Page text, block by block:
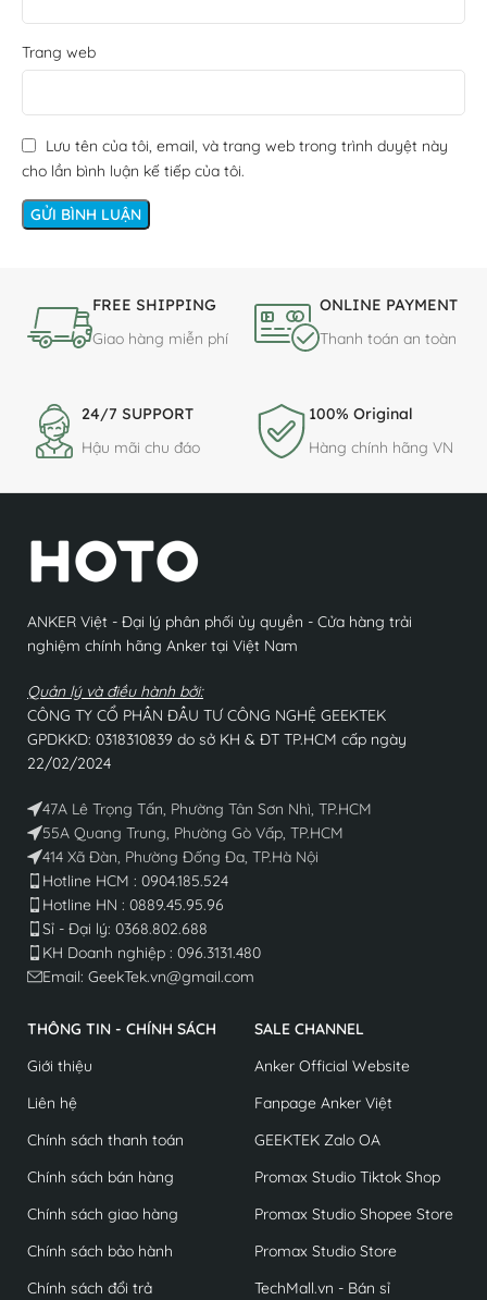
Trang web
Lưu tên của tôi, email, và trang web trong trình duyệt này
cho lần bình luận kế tiếp của tôi.
FREE SHIPPING
Giao hàng miễn phí
ONLINE PAYMENT
Thanh toán an toàn
24/7 SUPPORT
Hậu mãi chu đáo
100% Original
Hàng chính hãng VN
ANKER Việt - Đại lý phân phối ủy quyền - Cửa hàng trải
nghiệm chính hãng Anker tại Việt Nam
Quản lý và điều hành bởi:
CÔNG TY CỔ PHẦN ĐẦU TƯ CÔNG NGHỆ GEEKTEK
GPDKKD: 0318310839 do sở KH & ĐT TP.HCM cấp ngày
22/02/2024
47A Lê Trọng Tấn, Phường Tân Sơn Nhì, TP.HCM
55A Quang Trung, Phường Gò Vấp, TP.HCM
414 Xã Đàn, Phường Đống Đa, TP.Hà Nội
Hotline HCM : 0904.185.524
Hotline HN : 0889.45.95.96
Sỉ - Đại lý: 0368.802.688​
KH Doanh nghiệp : 096.3131.480
Email: GeekTek.vn@gmail.com
THÔNG TIN - CHÍNH SÁCH
Giới thiệu
Liên hệ
Chính sách thanh toán
Chính sách bán hàng
Chính sách giao hàng
Chính sách bảo hành
Chính sách đổi trả
SALE CHANNEL
Anker Official Website
Fanpage Anker Việt
GEEKTEK Zalo OA
Promax Studio Tiktok Shop
Promax Studio Shopee Store
Promax Studio Store
TechMall.vn - Bán sỉ